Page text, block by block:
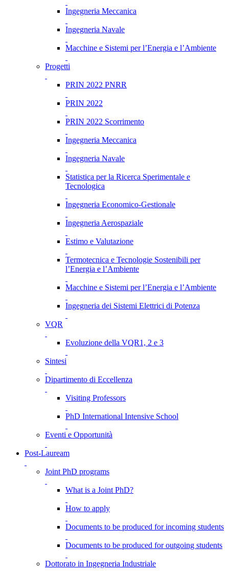
Ingegneria Meccanica
Ingegneria Navale
Macchine e Sistemi per l’Energia e l’Ambiente
Progetti
PRIN 2022 PNRR
PRIN 2022
PRIN 2022 Scorrimento
Ingegneria Meccanica
Ingegneria Navale
Statistica per la Ricerca Sperimentale e
Tecnologica
Ingegneria Economico-Gestionale
Ingegneria Aerospaziale
Estimo e Valutazione
Termotecnica e Tecnologie Sostenibili per
l’Energia e l’Ambiente
Macchine e Sistemi per l’Energia e l’Ambiente
Ingegneria dei Sistemi Elettrici di Potenza
VQR
Evoluzione della VQR1, 2 e 3
Sintesi
Dipartimento di Eccellenza
Visiting Professors
PhD International Intensive School
Eventi e Opportunità
Post-Lauream
Joint PhD programs
What is a Joint PhD?
How to apply
Documents to be produced for incoming students
Documents to be produced for outgoing students
Dottorato in Ingegneria Industriale